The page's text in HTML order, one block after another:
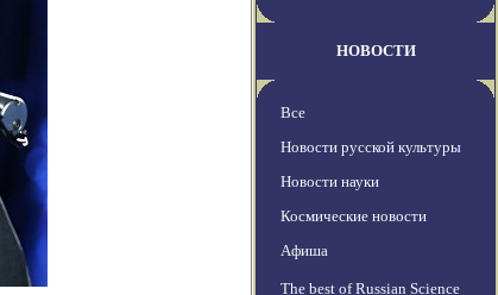
НОВОСТИ
Все
Новости русской культуры
Новости науки
Космические новости
Афиша
The best of Russian Science